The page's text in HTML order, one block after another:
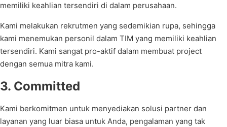
memiliki keahlian tersendiri di dalam perusahaan.
Kami melakukan rekrutmen yang sedemikian rupa, sehingga
kami menemukan personil dalam TIM yang memiliki keahlian
tersendiri. Kami sangat pro-aktif dalam membuat project
dengan semua mitra kami.
3. Committed
Kami berkomitmen untuk menyediakan solusi partner dan
layanan yang luar biasa untuk Anda, pengalaman yang tak